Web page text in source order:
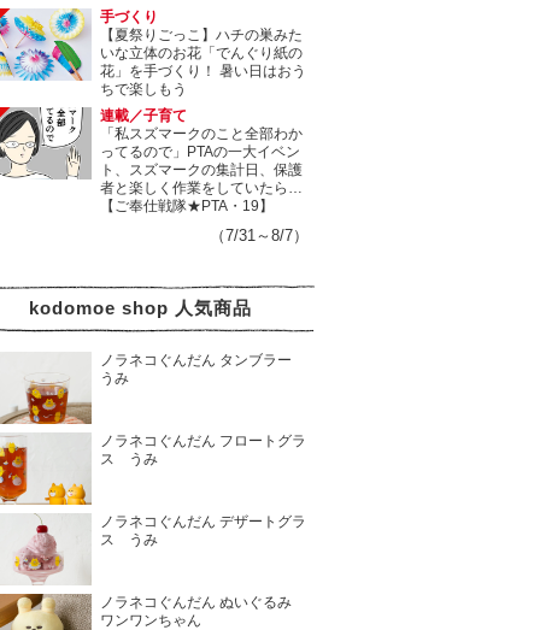
手づくり
【夏祭りごっこ】ハチの巣みた
いな立体のお花「でんぐり紙の
花」を手づくり！ 暑い日はおう
ちで楽しもう
連載／子育て
「私スズマークのこと全部わか
ってるので」PTAの一大イベン
ト、スズマークの集計日、保護
者と楽しく作業をしていたら…
【ご奉仕戦隊★PTA・19】
（7/31～8/7）
kodomoe shop 人気商品
ノラネコぐんだん タンブラー
うみ
ノラネコぐんだん フロートグラ
ス うみ
ノラネコぐんだん デザートグラ
ス うみ
ノラネコぐんだん ぬいぐるみ
ワンワンちゃん